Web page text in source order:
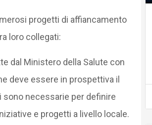
progetti di affiancamento
loro collegati:
dal Ministero della Salute con
deve essere in prospettiva il
sono necessarie per definire
e progetti a livello locale.